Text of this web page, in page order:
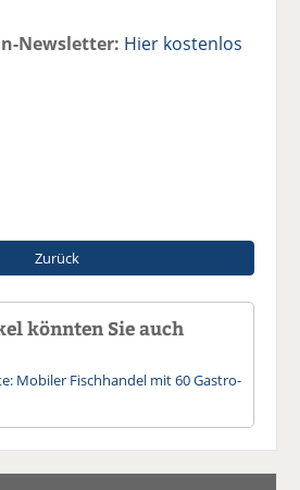
Newsletter: Hier kostenlos
Zurück
könnten Sie auch
Mobiler Fischhandel mit 60 Gastro-